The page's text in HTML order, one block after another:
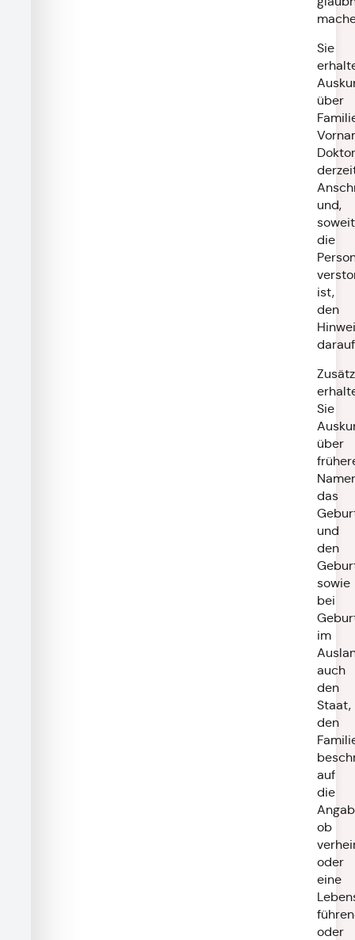
Sie
über
und,
soweit
die
ist,
den
Sie
über
das
und
den
sowie
bei
im
auch
den
Staat,
den
auf
die
ob
oder
eine
oder